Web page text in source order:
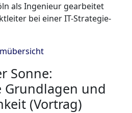
als Ingenieur gearbeitet
bei einer IT-Strategie-
Sonne:
Grundlagen und
(Vortrag)